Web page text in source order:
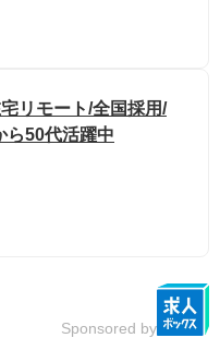
リモート/全国採用/
ら50代活躍中
Sponsored by